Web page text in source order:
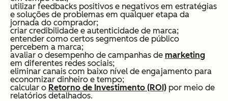
utilizar feedbacks positivos e negativos em estratégias
e soluções de problemas em qualquer etapa da
jornada do comprador;
criar credibilidade e autenticidade de marca;
entender como certos segmentos de público
percebem a marca;
avaliar o desempenho de campanhas de marketing
em diferentes redes sociais;
eliminar canais com baixo nível de engajamento para
economizar dinheiro e tempo;
calcular o Retorno de Investimento (ROI) por meio de
relatórios detalhados.